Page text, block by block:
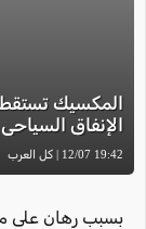
الإنفاق السياحي
19:42 12/07 | كل العرب
بسبب رهان على